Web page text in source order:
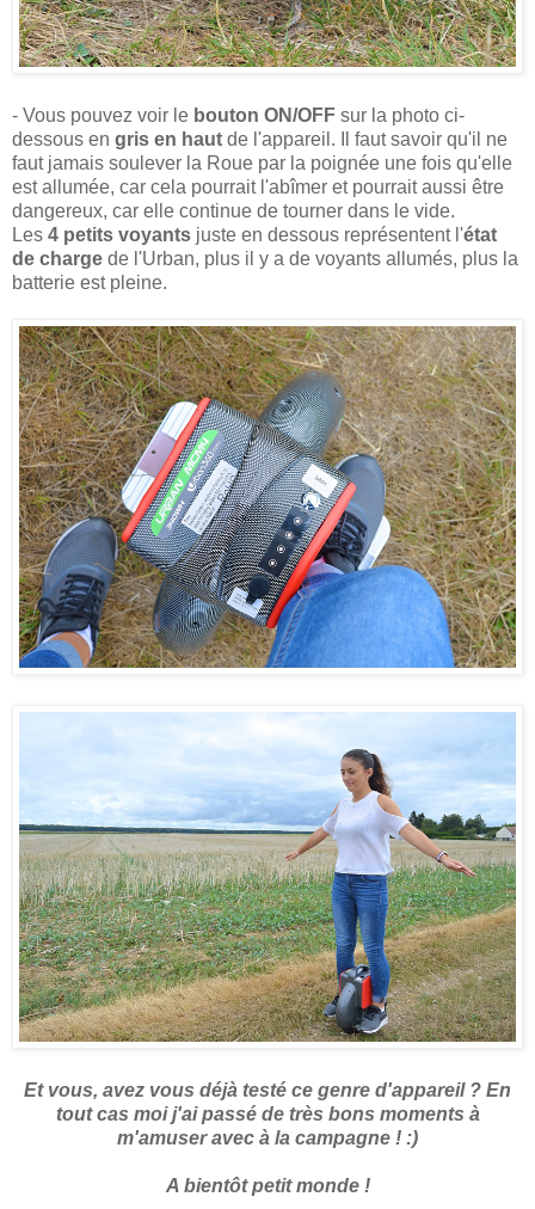
- Vous pouvez voir le bouton ON/OFF sur la photo ci-
dessous en gris en haut de l'appareil. Il faut savoir qu'il ne
faut jamais soulever la Roue par la poignée une fois qu'elle
est allumée, car cela pourrait l'abîmer et pourrait aussi être
dangereux, car elle continue de tourner dans le vide.
Les 4 petits voyants juste en dessous représentent l'état
de charge de l'Urban, plus il y a de voyants allumés, plus la
batterie est pleine.
Et vous, avez vous déjà testé ce genre d'appareil ? En
tout cas moi j'ai passé de très bons moments à
m'amuser avec à la campagne ! :)
A bientôt petit monde !